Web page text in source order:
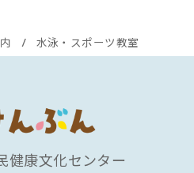
水泳・スポーツ教室
健康文化センター